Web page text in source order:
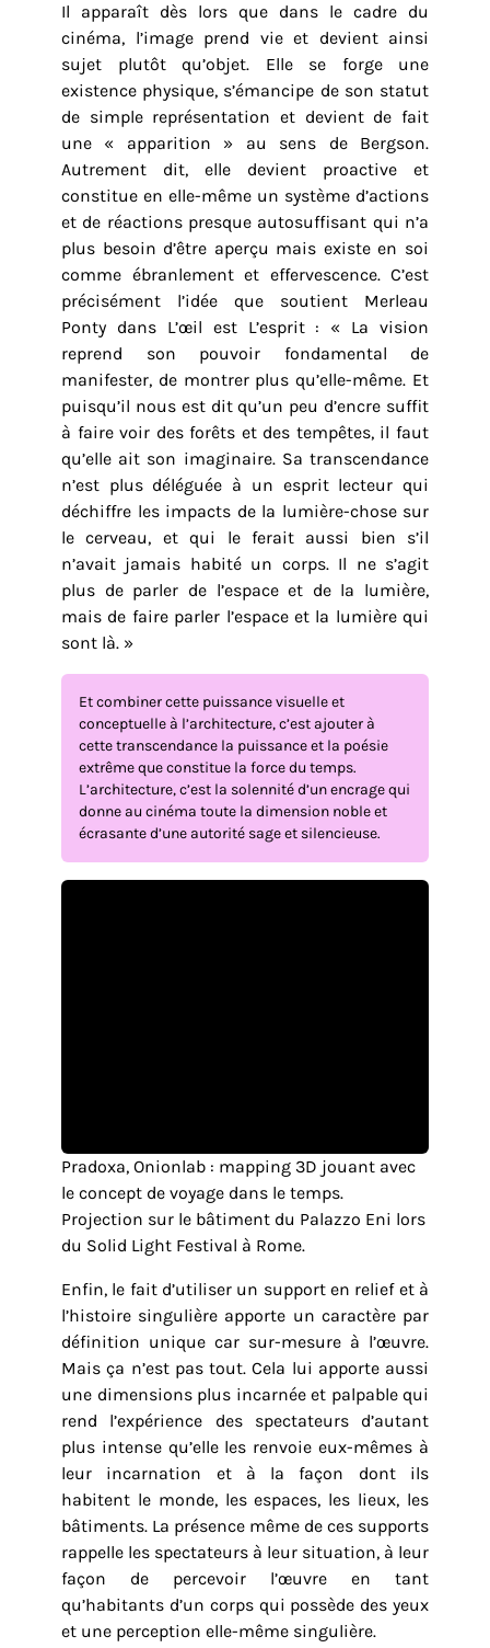
Il apparaît dès lors que dans le cadre du
cinéma, l’image prend vie et devient ainsi
sujet plutôt qu’objet. Elle se forge une
existence physique, s’émancipe de son statut
de simple représentation et devient de fait
une « apparition » au sens de Bergson.
Autrement dit, elle devient proactive et
constitue en elle-même un système d’actions
et de réactions presque autosuffisant qui n’a
plus besoin d’être aperçu mais existe en soi
comme ébranlement et effervescence. C’est
précisément l’idée que soutient Merleau
Ponty dans L’œil est L’esprit : « La vision
reprend son pouvoir fondamental de
manifester, de montrer plus qu’elle-même. Et
puisqu’il nous est dit qu’un peu d’encre suffit
à faire voir des forêts et des tempêtes, il faut
qu’elle ait son imaginaire. Sa transcendance
n’est plus déléguée à un esprit lecteur qui
déchiffre les impacts de la lumière-chose sur
le cerveau, et qui le ferait aussi bien s’il
n’avait jamais habité un corps. Il ne s’agit
plus de parler de l’espace et de la lumière,
mais de faire parler l’espace et la lumière qui
sont là. »
Et combiner cette puissance visuelle et
conceptuelle à l’architecture, c’est ajouter à
cette transcendance la puissance et la poésie
extrême que constitue la force du temps.
L’architecture, c’est la solennité d’un encrage qui
donne au cinéma toute la dimension noble et
écrasante d’une autorité sage et silencieuse.
Pradoxa, Onionlab : mapping 3D jouant avec
le concept de voyage dans le temps.
Projection sur le bâtiment du Palazzo Eni lors
du Solid Light Festival à Rome.
Enfin, le fait d’utiliser un support en relief et à
l’histoire singulière apporte un caractère par
définition unique car sur-mesure à l’œuvre.
Mais ça n’est pas tout. Cela lui apporte aussi
une dimensions plus incarnée et palpable qui
rend l’expérience des spectateurs d’autant
plus intense qu’elle les renvoie eux-mêmes à
leur incarnation et à la façon dont ils
habitent le monde, les espaces, les lieux, les
bâtiments. La présence même de ces supports
rappelle les spectateurs à leur situation, à leur
façon de percevoir l’œuvre en tant
qu’habitants d’un corps qui possède des yeux
et une perception elle-même singulière.